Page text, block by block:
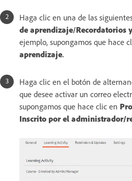
Haga clic en una de las
de aprendizaje/Recordatorios
ejemplo, supongamos que hace
aprendizaje.
Haga clic en el botón de
que desee activar un correo
supongamos que hace clic en
Inscrito por el administrador/